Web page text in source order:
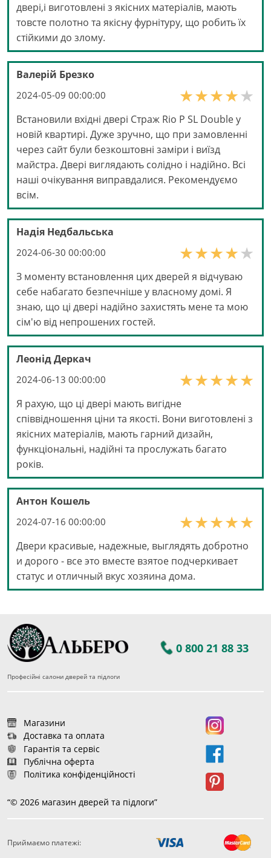
12
двері,і виготовлені з якісних матеріалів, мають
товсте полотно та якісну фурнітуру, що робить їх
стійкими до злому.
Валерій Брезко
2024-05-09 00:00:00
Встановили вхідні двері Страж Rio P SL Double у
новій квартирі. Дуже зручно, що при замовленні
через сайт були безкоштовні заміри і виїзд
майстра. Двері виглядають солідно і надійно. Всі
наші очікування виправдалися. Рекомендуємо
всім.
Надія Недбальська
2024-06-30 00:00:00
З моменту встановлення цих дверей я відчуваю
себе набагато безпечніше у власному домі. Я
знаю, що ці двері надійно захистять мене та мою
сім'ю від непрошених гостей.
Леонід Деркач
2024-06-13 00:00:00
Я рахую, що ці двері мають вигідне
співвідношення ціни та якості. Вони виготовлені з
якісних матеріалів, мають гарний дизайн,
функціональні, надійні та прослужать багато
років.
Антон Кошель
2024-07-16 00:00:00
Двери красивые, надежные, выглядять добротно
и дорого - все это вместе взятое подчеркивает
статус и отличный вкус хозяина дома.
0 800 21 88 33
Професійні салони дверей та підлоги
Магазини
Доставка та оплата
Гарантія та сервіс
Публічна оферта
Політика конфіденційності
“© 2026 магазин дверей та підлоги”
Приймаємо платежі: